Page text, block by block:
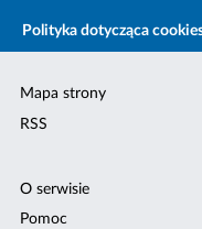
Polityka dotycząca
Mapa strony
RSS
O serwisie
Pomoc